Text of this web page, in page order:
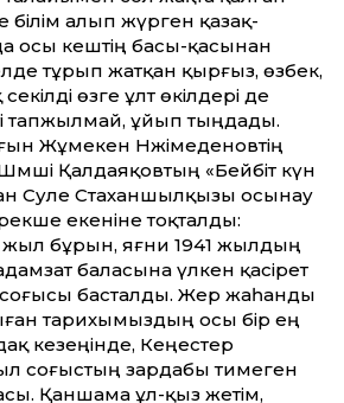
білім алып жүрген қазақ­
осы кештің басы-қасынан
тұрып жатқан қырғыз, өзбек,
өзге ұлт өкілдері де
тапжылмай, ұйып тыңдады.
Жұмекен Нәжімеденовтің
Қалдаяқовтың «Бейбіт күн
Сәуле Стаханшылқызы осынау
екеніне тоқталды:
жыл бұрын, яғни 1941 жылдың
баласына үлкен қасірет
соғысы басталды. Жер жаһанды
тарихымыздың осы бір ең
кезеңінде, Кеңестер
соғыстың зардабы тимеген
Қаншама ұл-қыз жетім,